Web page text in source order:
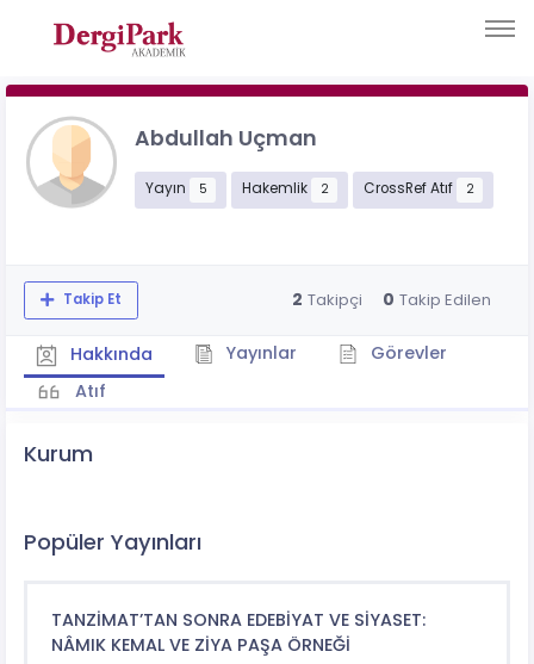
Abdullah Uçman
Yayın 5 Hakemlik 2 CrossRef Atıf 2
Takip Et 2 Takipçi 0 Takip Edilen
Hakkında Yayınlar
Görevler
Atıf
Kurum
Popüler Yayınları
TANZİMAT’TAN SONRA EDEBİYAT VE SİYASET:
NÂMIK KEMAL VE ZİYA PAŞA ÖRNEĞİ